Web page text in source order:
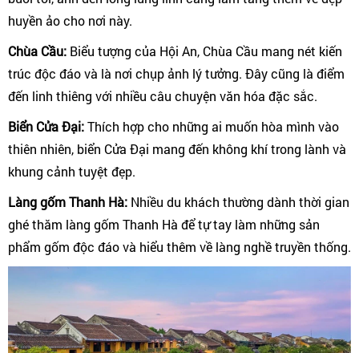
huyền ảo cho nơi này.
Chùa Cầu: Biểu tượng của Hội An, Chùa Cầu mang nét kiến
trúc độc đáo và là nơi chụp ảnh lý tưởng. Đây cũng là điểm
đến linh thiêng với nhiều câu chuyện văn hóa đặc sắc.
Biển Cửa Đại:Thích hợp cho những ai muốn hòa mình vào
thiên nhiên, biển Cửa Đại mang đến không khí trong lành và
khung cảnh tuyệt đẹp.
Làng gốm Thanh Hà: Nhiều du khách thường dành thời gian
ghé thăm làng gốm Thanh Hà để tự tay làm những sản
phẩm gốm độc đáo và hiểu thêm về làng nghề truyền thống.